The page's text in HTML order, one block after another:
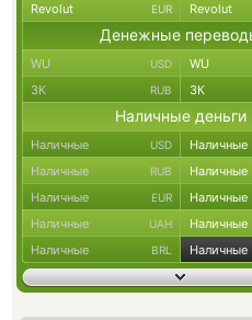
Revolut EUR Revolut
Денежные
WU USD WU
ЗК RUB ЗК
Наличные деньги
Наличные USD Наличные
Наличные RUB Наличные
Наличные EUR Наличные
Наличные UAH Наличные
Наличные BRL Наличные